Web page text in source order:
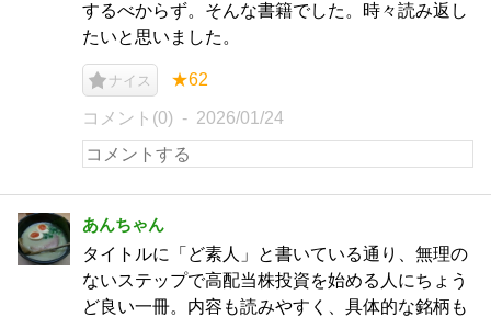
するべからず。そんな書籍でした。時々読み返し
たいと思いました。
ナイス ★62
コメント(0) 2026/01/24
あんちゃん
タイトルに「ど素人」と書いている通り、無理の
ないステップで高配当株投資を始める人にちょう
ど良い一冊。内容も読みやすく、具体的な銘柄も